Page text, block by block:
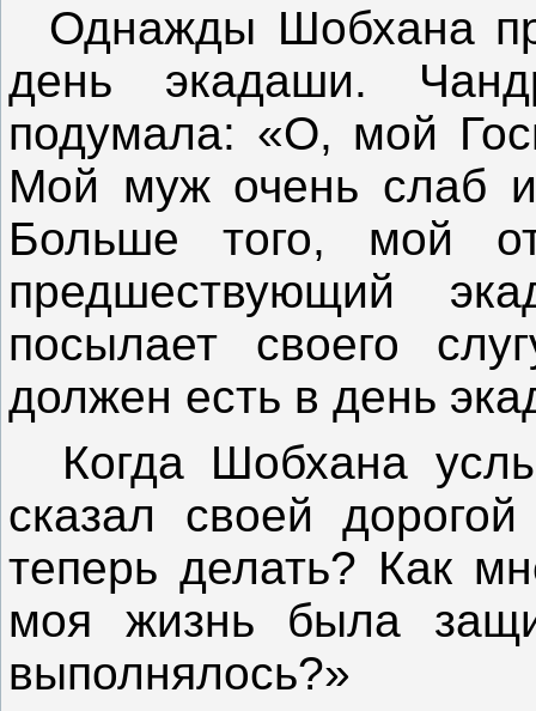
Однажды Шобхана
день экадаши.
подумала: «О, мой
Мой муж очень слаб
Больше того, мой
предшествующий
посылает своего
должен есть в день
Когда Шобхана
сказал своей
теперь делать? Как
моя жизнь была
выполнялось?»